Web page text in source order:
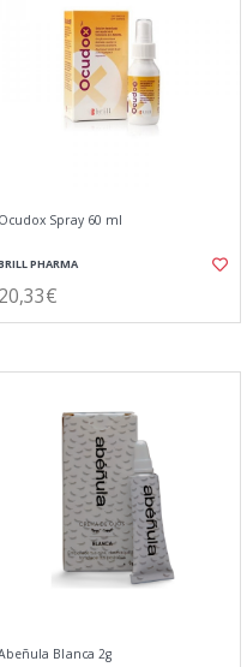
Ocudox Spray 60 ml
PHARMA
20,33€
Blanca 2g